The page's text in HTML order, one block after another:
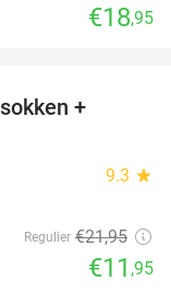
€18,95
+
9.3 star
Regulier €21,95
€11 ,95